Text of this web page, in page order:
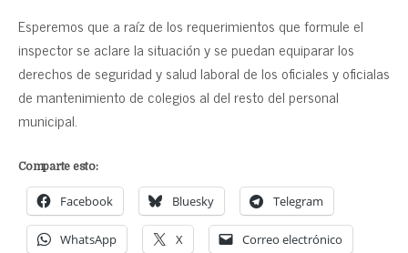
Esperemos que a raíz de los requerimientos que formule el
inspector se aclare la situación y se puedan equiparar los
derechos de seguridad y salud laboral de los oficiales y oficialas
de mantenimiento de colegios al del resto del personal
municipal.
Comparte esto:
Facebook Bluesky Telegram
WhatsApp X Correo electrónico